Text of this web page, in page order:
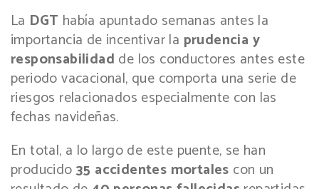
La DGT había apuntado semanas antes la
importancia de incentivar la prudencia y
responsabilidad de los conductores antes este
periodo vacacional, que comporta una serie de
riesgos relacionados especialmente con las
fechas navideñas.
En total, a lo largo de este puente, se han
producido35 accidentes mortales con un